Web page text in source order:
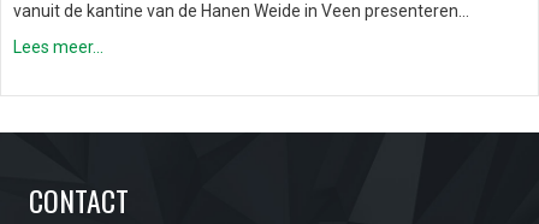
vanuit de kantine van de Hanen Weide in Veen presenteren…
Lees meer...
CONTACT